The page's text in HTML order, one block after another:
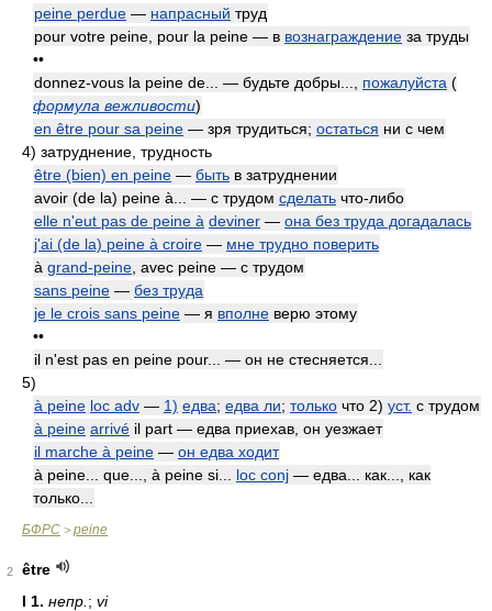
peine perdue — напрасный труд
pour votre peine, pour la peine — в вознаграждение за труды
••
donnez-vous la peine de... — будьте добры..., пожалуйста (
формула вежливости)
en être pour sa peine — зря трудиться; остаться ни с чем
4) затруднение, трудность
être (bien) en peine — быть в затруднении
avoir (de la) peine à... — с трудом сделать что-либо
elle n'eut pas de peine à deviner — она без труда догадалась
j'ai (de la) peine à croire — мне трудно поверить
à grand-peine , avec peine — с трудом
sans peine — без труда
je le crois sans peine — я вполне верю этому
••
il n'est pas en peine pour... — он не стесняется...
5)
à peine loc adv — 1) едва; едва ли; только что 2) уст. с трудом
à peine arrivé il part — едва приехав, он уезжает
il marche à peine — он едва ходит
à peine... que..., à peine si... loc conj — едва... как..., как
только...
БФРС > peine
2
être
I 1. непр. ; vi